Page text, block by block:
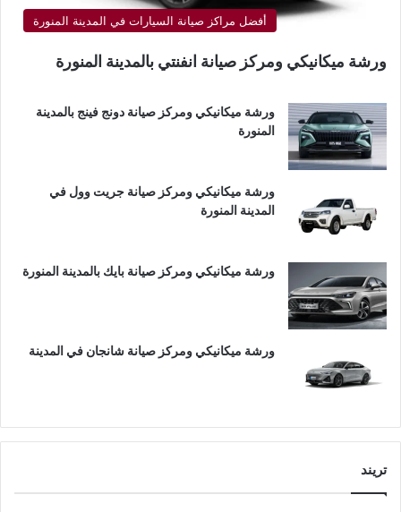
أفضل مراكز صيانة السيارات في المدينة المنورة
ورشة ميكانيكي ومركز صيانة انفنتي بالمدينة المنورة
ورشة ميكانيكي ومركز صيانة دونج فينج بالمدينة
المنورة
ورشة ميكانيكي ومركز صيانة جريت وول في
المدينة المنورة
ورشة ميكانيكي ومركز صيانة بايك بالمدينة المنورة
ورشة ميكانيكي ومركز صيانة شانجان في المدينة
تريند